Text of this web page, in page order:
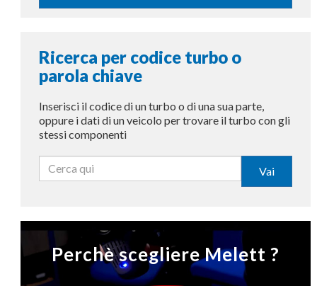
Ricerca per codice turbo o
parola chiave
Inserisci il codice di un turbo o di una sua parte,
oppure i dati di un veicolo per trovare il turbo con gli
stessi componenti
Vai
Perchè scegliere Melett ?